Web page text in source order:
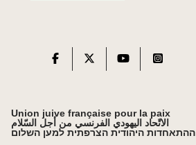
Union juive française pour la paix
الاتّحاد اليهودي الفرنسي من أجل السّلام
ההתאחדות היהודית הצרפתית למען השלום